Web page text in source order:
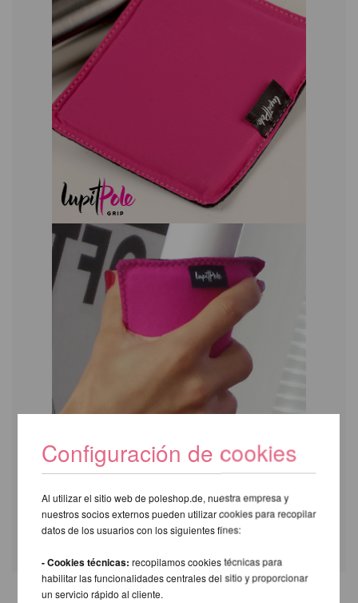
Configuración de cookies
Al utilizar el sitio web de poleshop.de, nuestra empresa y
nuestros socios externos pueden utilizar cookies para recopilar
datos de los usuarios con los siguientes fines:
- Cookies técnicas:recopilamos cookies técnicas para
habilitar las funcionalidades centrales del sitio y proporcionar
un servicio rápido al cliente.